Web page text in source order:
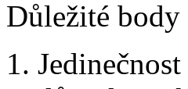
Důležité